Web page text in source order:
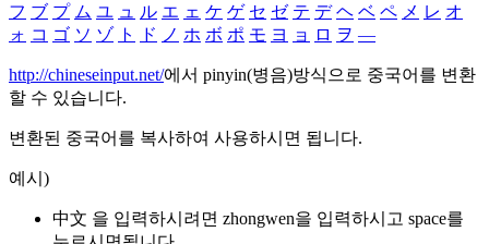
フ ブ プ ム ユ ュ ル エ ェ ケ ゲ セ ゼ テ デ ヘ ベ ペ メ レ オ
ォ コ ゴ ソ ゾ ト ド ノ ホ ボ ポ モ ヨ ョ ロ ヲ ―
http://chineseinput.net/에서 pinyin(병음)방식으로 중국어를 변환
할 수 있습니다.
변환된 중국어를 복사하여 사용하시면 됩니다.
예시)
中文 을 입력하시려면 zhongwen을 입력하시고 space를